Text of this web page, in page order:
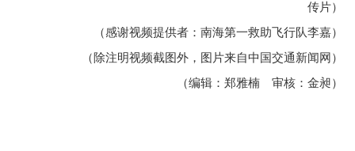
传片）
（感谢视频提供者：南海第一救助飞行队李嘉）
（除注明视频截图外，图片来自中国交通新闻网）
（编辑：郑雅楠 审核：金昶）